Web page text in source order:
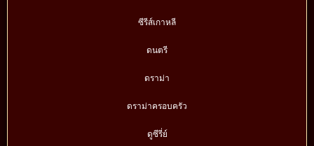
ซีรีส์เกาหลี
ดนตรี
ดราม่า
ดราม่าครอบครัว
ดูซีรี่ย์